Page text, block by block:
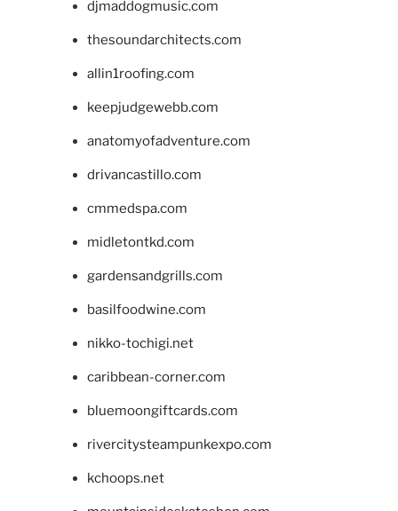
djmaddogmusic.com
thesoundarchitects.com
allin1roofing.com
keepjudgewebb.com
anatomyofadventure.com
drivancastillo.com
cmmedspa.com
midletontkd.com
gardensandgrills.com
basilfoodwine.com
nikko-tochigi.net
caribbean-corner.com
bluemoongiftcards.com
rivercitysteampunkexpo.com
kchoops.net